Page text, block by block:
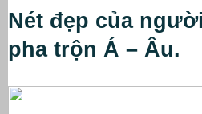
Nét đẹp của
pha trộn Á – Âu.